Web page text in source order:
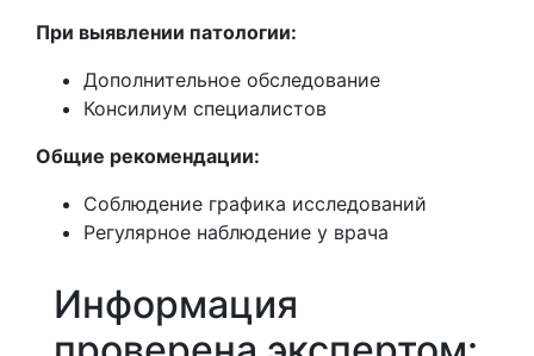
При выявлении патологии:
Дополнительное обследование
Консилиум специалистов
Общие рекомендации:
Соблюдение графика исследований
Регулярное наблюдение у врача
Информация